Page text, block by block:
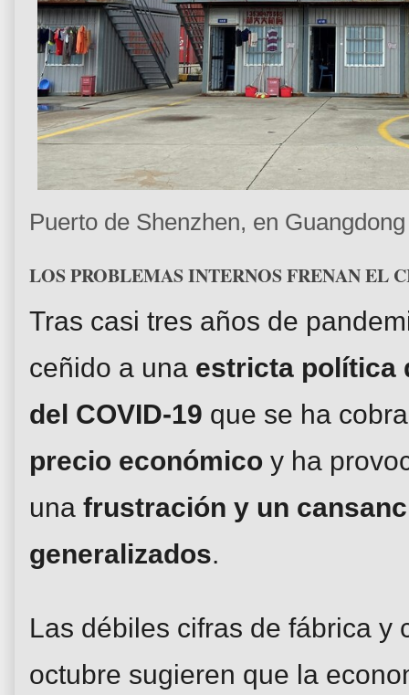
Puerto de Shenzhen, en
LOS PROBLEMAS INTERNOS FRENAN EL
Tras casi tres años de
ceñido a una estricta política
del COVID-19 que se ha
precio económico y ha
una frustración y un
generalizados.
Las débiles cifras de fábrica y
octubre sugieren que la